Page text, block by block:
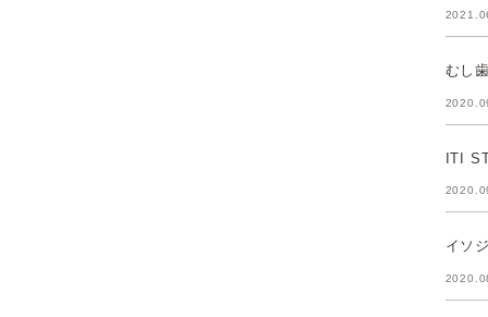
むし
ITI
イソ